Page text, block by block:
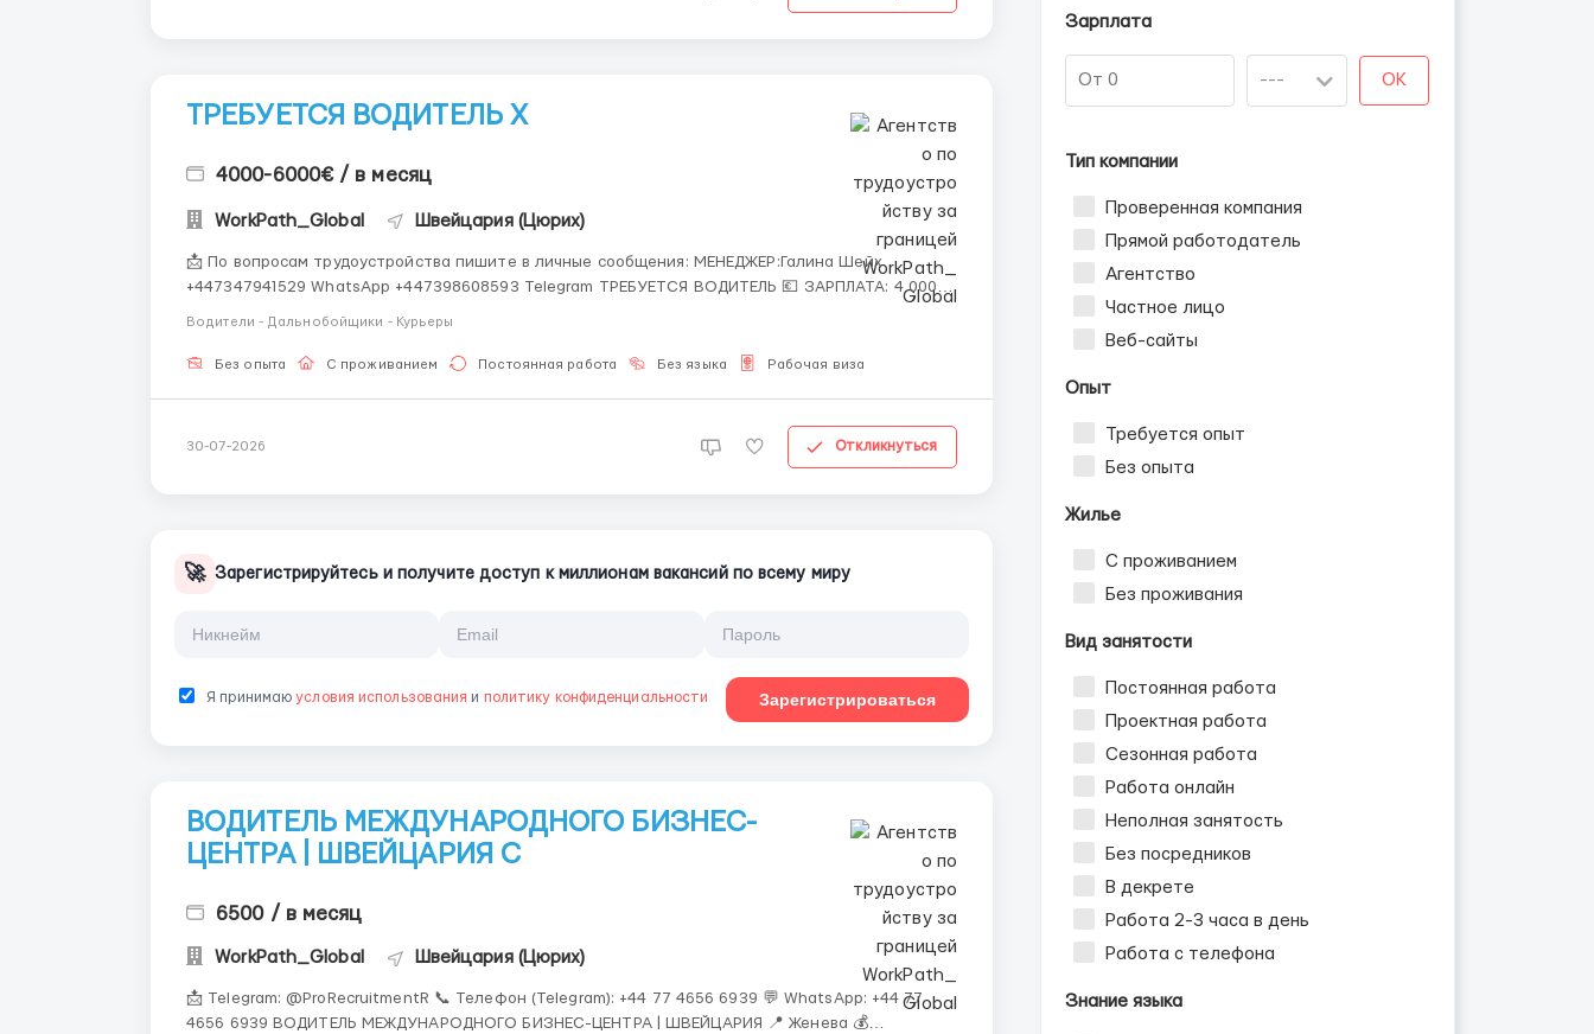
ТРЕБУЕТСЯ ВОДИТЕЛЬ Х
4000-6000€ / в месяц
WorkPath_Global Швейцария (Цюрих)
📩 По вопросам трудоустройства пишите в личные сообщения: МЕНЕДЖЕР:Галина Шейх
+447347941529 WhatsApp +447398608593 Telegram ТРЕБУЕТСЯ ВОДИТЕЛЬ 💶 ЗАРПЛАТА: 4 000–
Водители - Дальнобойщики - Курьеры
Без опыта С проживанием Постоянная работа Без языка Рабочая виза
30-07-2026 Откликнуться
🚀 Зарегистрируйтесь и получите доступ к миллионам вакансий по всему миру
Я принимаюусловия использования и политику конфиденциальности Зарегистрироваться
ВОДИТЕЛЬ МЕЖДУНАРОДНОГО БИЗНЕС-
ЦЕНТРА | ШВЕЙЦАРИЯ С
6500 / в месяц
WorkPath_Global Швейцария (Цюрих)
📩 Telegram: @ProRecruitmentR 📞 Телефон (Telegram): +44 77 4656 6939 💬 WhatsApp: +44 77
4656 6939 ВОДИТЕЛЬ МЕЖДУНАРОДНОГО БИЗНЕС-ЦЕНТРА | ШВЕЙЦАРИЯ 📍 Женева 💰
Зарплата
OK
Тип компании
Проверенная компания
Прямой работодатель
Агентство
Частное лицо
Веб-сайты
Опыт
Требуется опыт
Без опыта
Жилье
С проживанием
Без проживания
Вид занятости
Постоянная работа
Проектная работа
Сезонная работа
Работа онлайн
Неполная занятость
Без посредников
В декрете
Работа 2-3 часа в день
Работа с телефона
Знание языка